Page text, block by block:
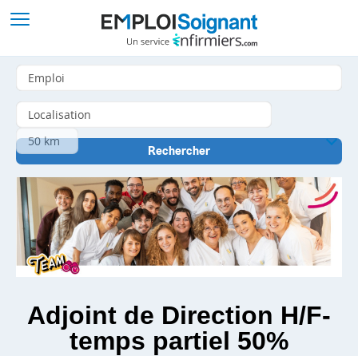
Adjoint de Direction H/F-
temps partiel 50%